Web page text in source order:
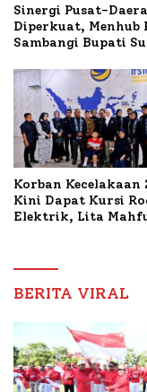
Sinergi Pusat-
Diperkuat, Menhub
Sambangi Bupati
Mutiara Sentosa II
Korban Kecelakaan
Kini Dapat Kursi
Elektrik, Lita
Nabil
BERITA VIRAL